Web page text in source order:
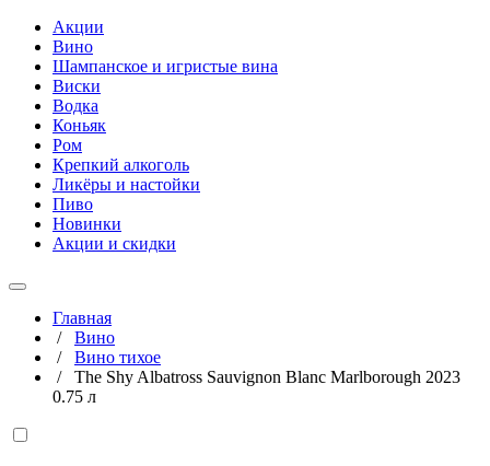
Акции
Вино
Шампанское и игристые вина
Виски
Водка
Коньяк
Ром
Крепкий алкоголь
Ликёры и настойки
Пиво
Новинки
Акции и скидки
Главная
/ Вино
/ Вино тихое
/ The Shy Albatross Sauvignon Blanc Marlborough 2023
0.75 л